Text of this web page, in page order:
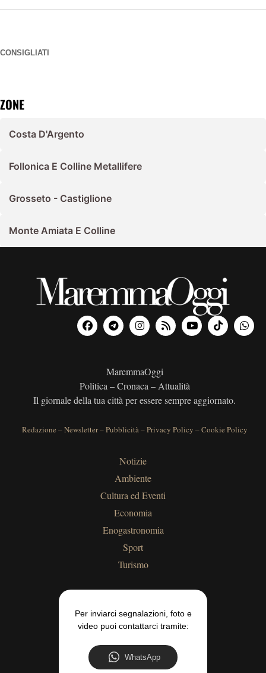
CONSIGLIATI
ZONE
Costa D'Argento
Follonica E Colline Metallifere
Grosseto - Castiglione
Monte Amiata E Colline
MaremmaOggi
Politica – Cronaca – Attualità
Il giornale della tua città per essere sempre aggiornato.
Redazione –Newsletter–Pubblicità–Privacy Policy –Cookie Policy
Notizie
Ambiente
Cultura ed Eventi
Economia
Enogastronomia
Sport
Turismo
Per inviarci segnalazioni, foto e
video puoi contattarci tramite:
WhatsApp